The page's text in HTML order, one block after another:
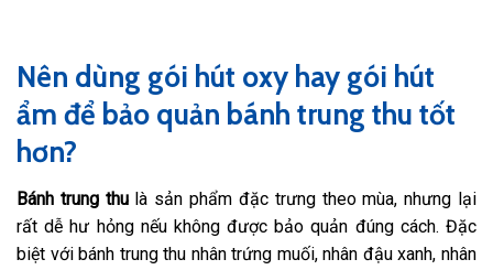
Nên dùng gói hút oxy hay gói hút
ẩm để bảo quản bánh trung thu tốt
hơn?
Bánh trung thulà sản phẩm đặc trưng theo mùa, nhưng lại
rất dễ hư hỏng nếu không được bảo quản đúng cách. Đặc
biệt với bánh trung thu nhân trứng muối, nhân đậu xanh, nhân